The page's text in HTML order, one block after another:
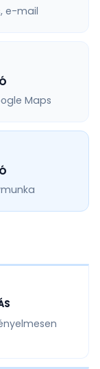
e-mail
Maps